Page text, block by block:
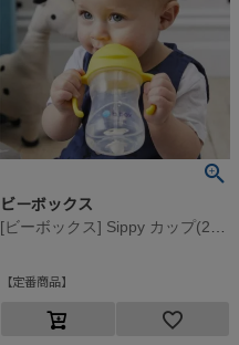
ビーボックス
[ビーボックス] Sippy カップ(240ml) レモン
定番商品